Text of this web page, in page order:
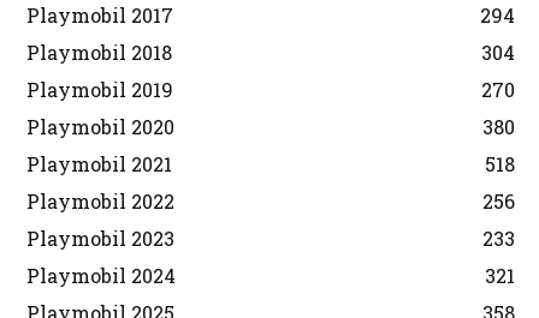
Playmobil 2017
294
Playmobil 2018
304
Playmobil 2019
270
Playmobil 2020
380
Playmobil 2021
518
Playmobil 2022
256
Playmobil 2023
233
Playmobil 2024
321
Playmobil 2025
358